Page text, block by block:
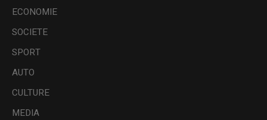
ECONOMIE
SOCIETE
SPORT
AUTO
CULTURE
MEDIA